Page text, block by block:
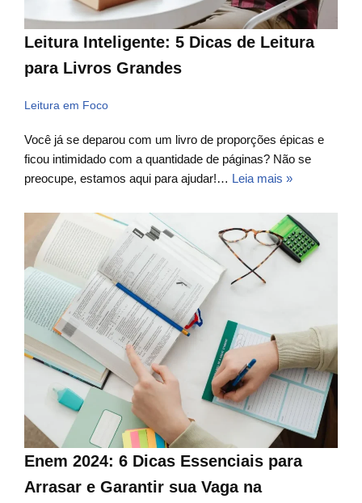
Leitura Inteligente: 5 Dicas de Leitura
para Livros Grandes
Leitura em Foco
Você já se deparou com um livro de proporções épicas e
ficou intimidado com a quantidade de páginas? Não se
preocupe, estamos aqui para ajudar!… Leia mais »
Enem 2024: 6 Dicas Essenciais para
Arrasar e Garantir sua Vaga na